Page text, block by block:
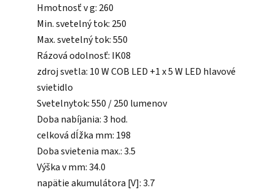
Hmotnosť v g: 260
Min. svetelný tok: 250
Max. svetelný tok: 550
Rázová odolnosť: IK08
zdroj svetla: 10 W COB LED +1 x 5 W LED hlavové
svietidlo
Svetelnytok: 550 / 250 lumenov
Doba nabíjania: 3 hod.
celková dĺžka mm: 198
Doba svietenia max.: 3.5
Výška v mm: 34.0
napätie akumulátora [V]: 3.7